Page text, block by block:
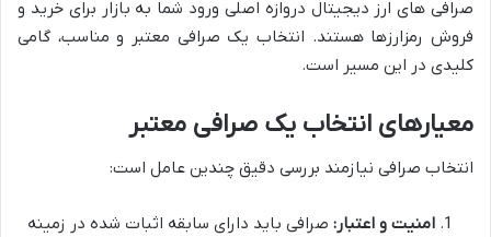
صرافی های ارز دیجیتال دروازه اصلی ورود شما به بازار برای خرید و
فروش رمزارزها هستند. انتخاب یک صرافی معتبر و مناسب، گامی
کلیدی در این مسیر است.
معیارهای انتخاب یک صرافی معتبر
انتخاب صرافی نیازمند بررسی دقیق چندین عامل است:
امنیت و اعتبار: صرافی باید دارای سابقه اثبات شده در زمینه